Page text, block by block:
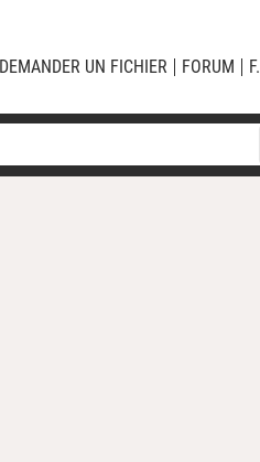
DEMANDER UN FICHIER FORUM